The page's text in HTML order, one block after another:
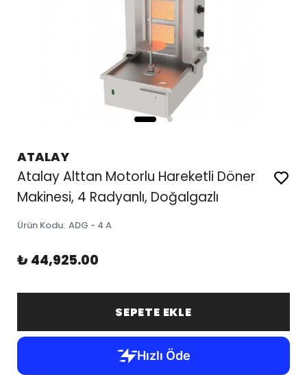
ATALAY
Atalay Alttan Motorlu Hareketli Döner
Makinesi, 4 Radyanlı, Doğalgazlı
Ürün Kodu: ADG - 4 A
₺ 44,925.00
SEPETE EKLE